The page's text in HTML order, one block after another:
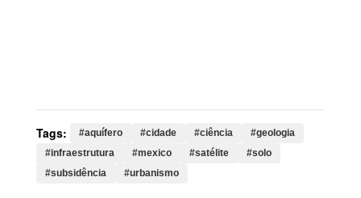
Tags: #aquífero #cidade #ciência
#geologia
#infraestrutura
#mexico #satélite
#solo
#subsidência
#urbanismo